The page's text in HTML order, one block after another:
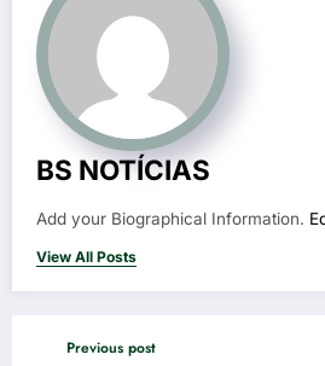
BS NOTÍCIAS
Add your Biographical Information.
View All Posts
Previous post